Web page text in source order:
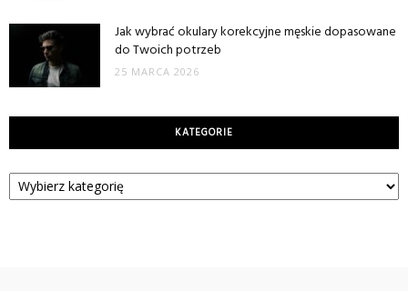
Jak wybrać okulary korekcyjne męskie dopasowane
do Twoich potrzeb
25 MARCA 2026
KATEGORIE
Kategorie